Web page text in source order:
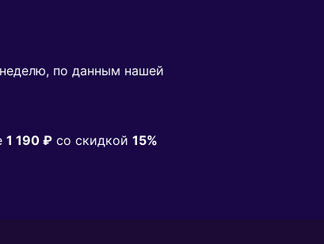
по данным нашей
1 190 ₽ co скидкой 15%